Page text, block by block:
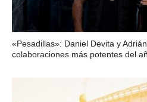
«Pesadillas»: Daniel Devita y
colaboraciones más potentes del